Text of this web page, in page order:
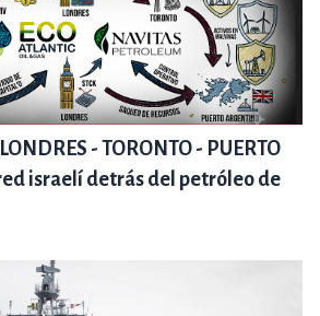
- TORONTO - PUERTO
israelí detrás del petróleo de